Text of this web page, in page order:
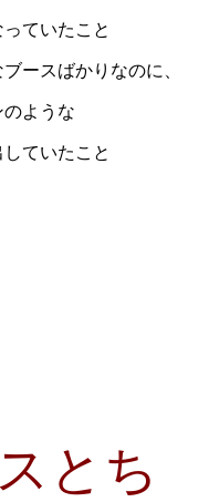
ていたこと
ースばかりなのに、
ような
ていたこと
とち